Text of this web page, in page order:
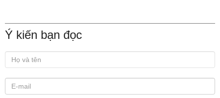
Ý kiến bạn đọc